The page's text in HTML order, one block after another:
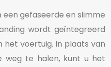
gefaseerde en slimme
wordt geïntegreerd
het voertuig. In plaats van
weg te halen, kunt u het